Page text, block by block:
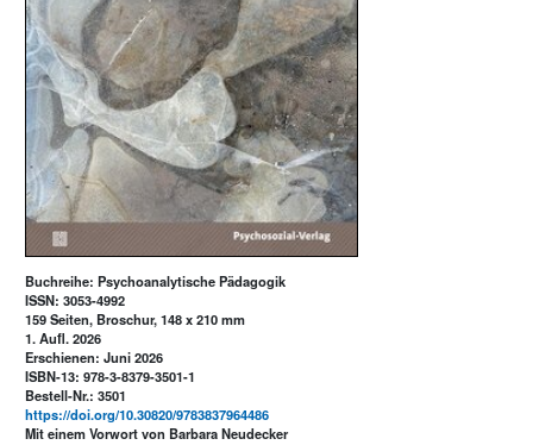
Buchreihe: Psychoanalytische Pädagogik
ISSN: 3053-4992
159 Seiten, Broschur, 148 x 210 mm
1. Aufl. 2026
Erschienen: Juni 2026
ISBN-13: 978-3-8379-3501-1
Bestell-Nr.: 3501
https://doi.org/10.30820/9783837964486
Mit einem Vorwort von Barbara Neudecker